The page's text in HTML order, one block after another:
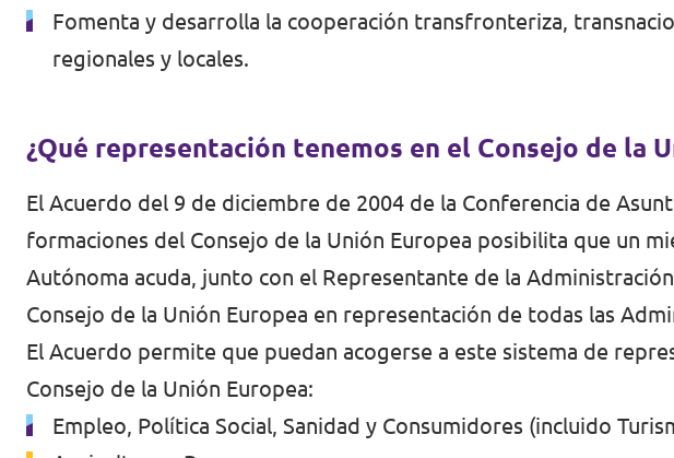
Fomenta y desarrolla la cooperación transfronteriza,
regionales y locales.
¿Qué representación tenemos en el Consejo de la
El Acuerdo del 9 de diciembre de 2004 de la Conferencia de
formaciones del Consejo de la Unión Europea posibilita que un
Autónoma acuda, junto con el Representante de la
Consejo de la Unión Europea en representación de todas las
El Acuerdo permite que puedan acogerse a este sistema de
Consejo de la Unión Europea:
Empleo, Política Social, Sanidad y Consumidores (incluido